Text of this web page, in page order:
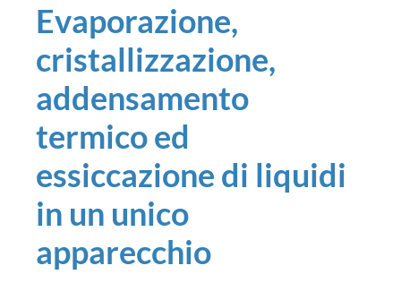
Evaporazione,
cristallizzazione,
addensamento
termico ed
essiccazione di liquidi
in un unico
apparecchio